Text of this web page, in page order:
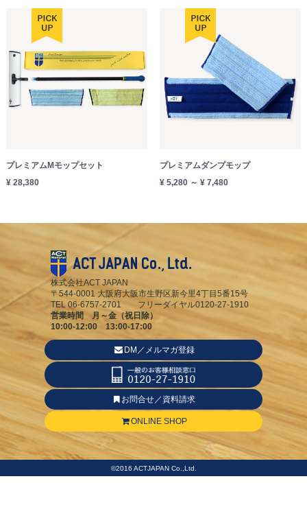
プレミアムMモップセット
¥ 28,380
プレミアムダンプモップ
¥ 5,280 ～ ¥ 7,480
株式会社ACT JAPAN
〒544-0001 大阪府大阪市生野区新今里4丁目5番15号
TEL 06-6757-2701 フリーダイヤル0120-27-1910
営業時間 月～金（祝日除）
10:00-12:00 13:00-17:00
DM／メルマガ登録
お問合せ／資料請求
ONLINE SHOP
©2016 ACTJAPAN Co.,Ltd.